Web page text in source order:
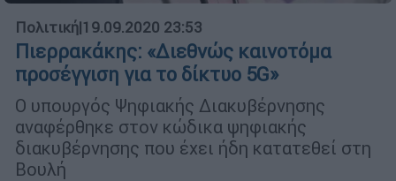
Πολιτική|19.09.2020 23:53
Πιερρακάκης: «Διεθνώς καινοτόμα
προσέγγιση για το δίκτυο 5G»
Ο υπουργός Ψηφιακής Διακυβέρνησης
αναφέρθηκε στον κώδικα ψηφιακής
διακυβέρνησης που έχει ήδη κατατεθεί στη
Βουλή